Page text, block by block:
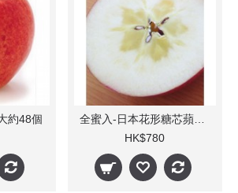
約48個
全蜜入-日本花形糖芯蘋果 6-8個
HK$780